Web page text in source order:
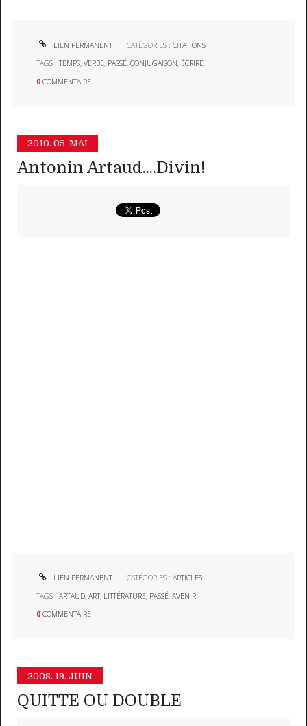
LIEN PERMANENT CATÉGORIES :CITATIONS
TAGS :TEMPS,VERBE, PASSÉ,CONJUGAISON, ÉCRIRE
0 COMMENTAIRE
2010. 05. MAI
Antonin Artaud....Divin!
LIEN PERMANENT CATÉGORIES :ARTICLES
TAGS :ARTAUD,ART, LITTÉRATURE, PASSÉ,AVENIR
0 COMMENTAIRE
2008. 19. JUIN
QUITTE OU DOUBLE